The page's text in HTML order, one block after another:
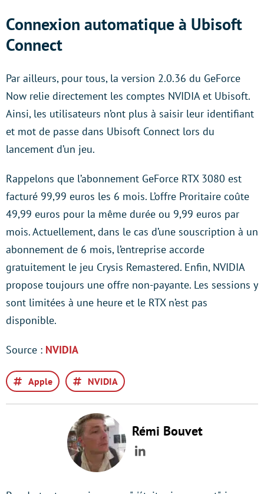
Connexion automatique à Ubisoft
Connect
Par ailleurs, pour tous, la version 2.0.36 du GeForce
Now relie directement les comptes NVIDIA et Ubisoft.
Ainsi, les utilisateurs n’ont plus à saisir leur identifiant
et mot de passe dans Ubisoft Connect lors du
lancement d’un jeu.
Rappelons que l’abonnement GeForce RTX 3080 est
facturé 99,99 euros les 6 mois. L’offre Proritaire coûte
49,99 euros pour la même durée ou 9,99 euros par
mois. Actuellement, dans le cas d’une souscription à un
abonnement de 6 mois, l’entreprise accorde
gratuitement le jeu Crysis Remastered. Enfin, NVIDIA
propose toujours une offre non-payante. Les sessions y
sont limitées à une heure et le RTX n’est pas
disponible.
Source : NVIDIA
Apple NVIDIA
Rémi Bouvet
LinkedIn